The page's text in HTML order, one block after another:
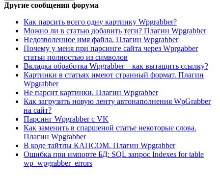
Другие сообщения форума
Как парсить всего одну картинку Wpgrabber?
Можно ли в статью добавить теги? Плагин Wpgrabber
Недозволенное имя файла. Плагин Wpgrabber
Почему у меня при парсинге сайта через Wprgabber
статьи полностью из символов
Вкладка обработка Wpgrabber – как вытащить ссылку?
Картинки в статьях имеют странный формат. Плагин
Wpgrabber
Не парсит картинки. Плагин Wpgrabber
Как загрузить новую ленту автонаполнения WpGrabber
на сайт?
Парсинг Wpgrabber с VK
Как заменить в спаршеной статье некоторые слова.
Плагин Wpgrabber
В коде тайтлы КАПСОМ. Плагин Wpgrabber
Ошибка при импорте БД: SQL запрос Indexes for table
wp_wpgrabber_errors